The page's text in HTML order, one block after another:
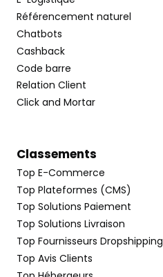
Référencement naturel
Chatbots
Cashback
Code barre
Relation Client
Click and Mortar
Classements
Top E-Commerce
Top Plateformes (CMS)
Top Solutions Paiement
Top Solutions Livraison
Top Fournisseurs Dropshipping
Top Avis Clients